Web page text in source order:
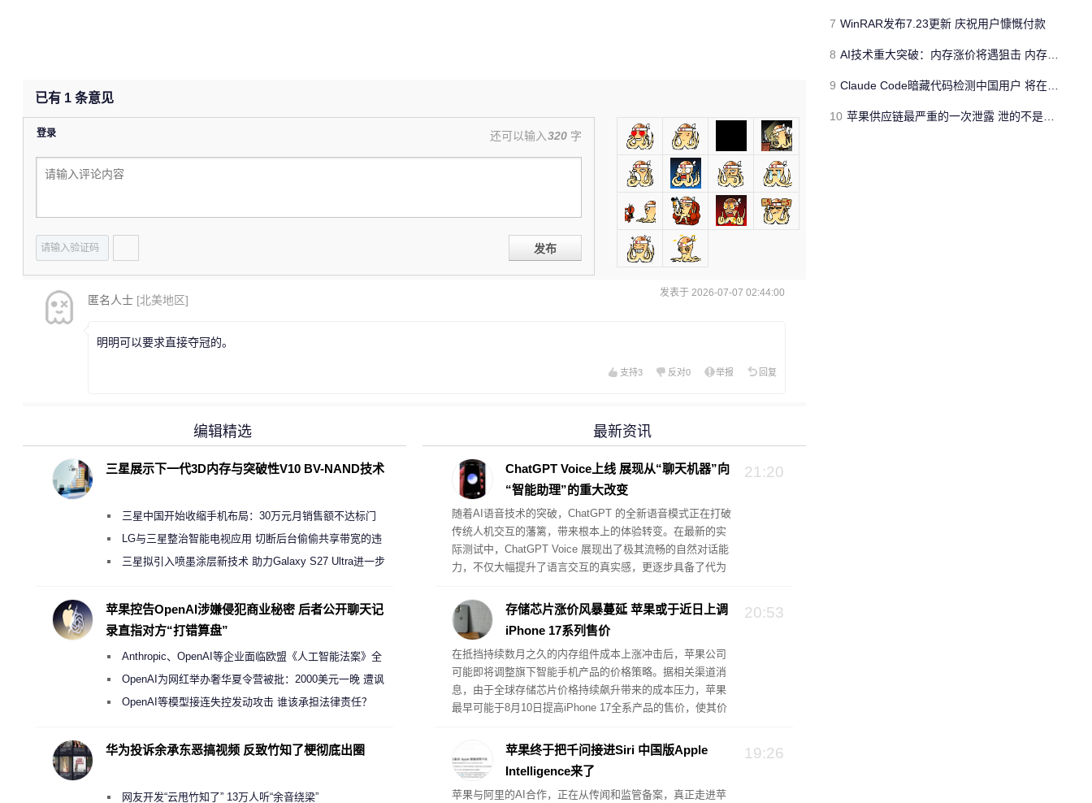
已有 1 条意见
登录 还可以输入320 字
发布
匿名人士 [北美地区]
发表于 2026-07-07 02:44:00
明明可以要求直接夺冠的。
支持3 反对0 举报 回复
最新资讯
21:20
ChatGPT Voice上线 展现从“聊天机器”向
“智能助理”的重大改变
随着AI语音技术的突破，ChatGPT 的全新语音模式正在打破
传统人机交互的藩篱，带来根本上的体验转变。在最新的实
际测试中，ChatGPT Voice 展现出了极其流畅的自然对话能
力，不仅大幅提升了语言交互的真实感，更逐步具备了代为
20:53
存储芯片涨价风暴蔓延 苹果或于近日上调
iPhone 17系列售价
在抵挡持续数月之久的内存组件成本上涨冲击后，苹果公司
可能即将调整旗下智能手机产品的价格策略。据相关渠道消
息，由于全球存储芯片价格持续飙升带来的成本压力，苹果
最早可能于8月10日提高iPhone 17全系产品的售价，使其价
19:26
苹果终于把千问接进Siri 中国版Apple
Intelligence来了
苹果与阿里的AI合作，正在从传闻和监管备案，真正走进苹
编辑精选
三星展示下一代3D内存与突破性V10 BV-NAND技术
三星中国开始收缩手机布局：30万元月销售额不达标门
店 将被逐步清退
LG与三星整治智能电视应用 切断后台偷偷共享带宽的违
规行为三星拟引入喷墨涂层新技术 助力Galaxy S27 Ultra进一步
苹果控告OpenAI涉嫌侵犯商业秘密 后者公开聊天记
录直指对方“打错算盘”
Anthropic、OpenAI等企业面临欧盟《人工智能法案》全
新执法权限审查
OpenAI为网红举办奢华夏令营被批：2000美元一晚 遭讽
“反乌托邦”
OpenAI等模型接连失控发动攻击 谁该承担法律责任？
华为投诉余承东恶搞视频 反致竹知了梗彻底出圈
网友开发“云甩竹知了” 13万人听“余音绕梁”
7 WinRAR发布7.23更新 庆祝用户慷慨付款
8 AI技术重大突破：内存涨价将遇狙击 内存用量大降
9 Claude Code暗藏代码检测中国用户 将在明天发布的新版本中删除代码
10 苹果供应链最严重的一次泄露 泄的不是新iPhone长什么样